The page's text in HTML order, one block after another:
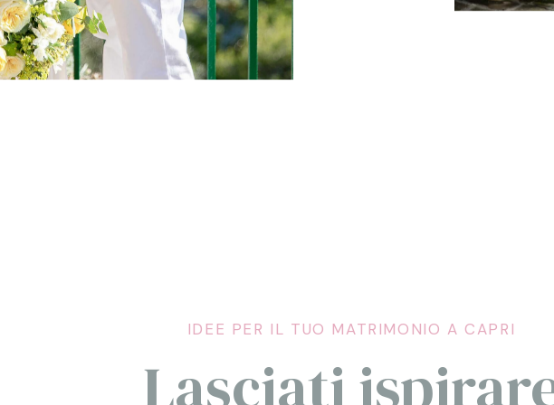
IDEE PER IL TUO MATRIMONIO A CAPRI
Lasciati